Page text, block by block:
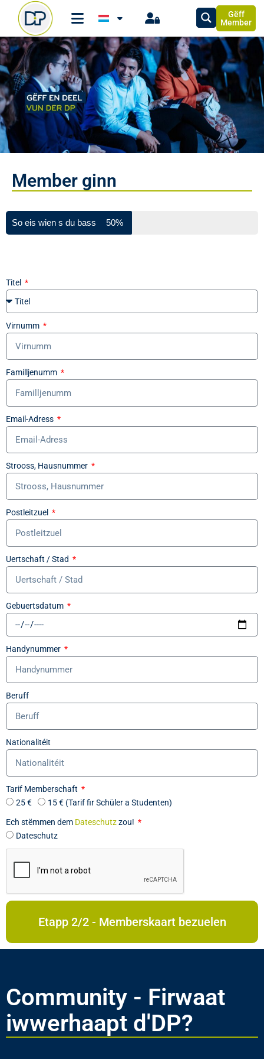
Gëff
Member
Member ginn
So eis wien s du bass 50%
Titel
Virnumm
Familljenumm
Email-Adress
Strooss, Hausnummer
Postleitzuel
Uertschaft / Stad
Gebuertsdatum
Handynummer
Beruff
Nationalitéit
Tarif Memberschaft
25 €
15 € (Tarif fir Schüler a Studenten)
Ech stëmmen dem Dateschutzzou!
Dateschutz
Etapp 2/2 - Memberskaart bezuelen
Community - Firwaat
iwwerhaapt d'DP?